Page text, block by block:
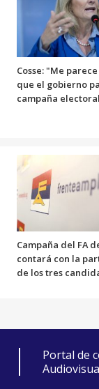
Cosse: "Me
que el gobierno
campaña
Campaña del FA
contará con la
de los tres
Portal de